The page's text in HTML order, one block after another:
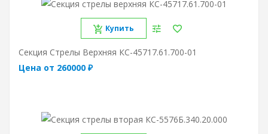
Купить
Секция Стрелы Верхняя КС-45717.61.700-01
Цена от 260000 ₽